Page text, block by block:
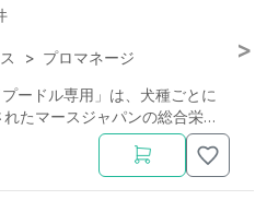
> プロマネージ
ードル専用」は、犬種ごとに
たマースジャパンの総合栄養